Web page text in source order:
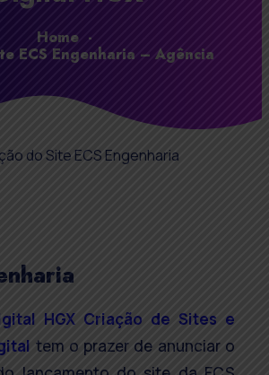
Home -
ECS Engenharia – Agência
HGX Criação de Sites e
tem o prazer de anunciar o